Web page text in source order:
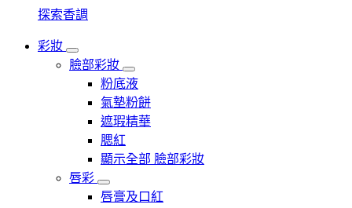
探索香調
彩妝
臉部彩妝
粉底液
氣墊粉餅
遮瑕精華
腮紅
顯示全部 臉部彩妝
唇彩
唇膏及口紅